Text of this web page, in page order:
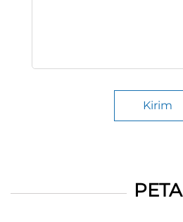
Kirim
PETA